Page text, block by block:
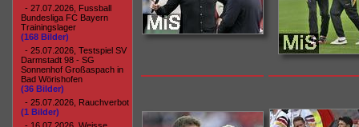
- 27.07.2026, Fussball
Bundesliga FC Bayern
Trainingslager
(168 Bilder)
- 25.07.2026, Testspiel SV
Darmstadt 98 - SG
Sonnenhof Großaspach in
Bad Wörishofen
(36 Bilder)
- 25.07.2026, Rauchverbot
(1 Bilder)